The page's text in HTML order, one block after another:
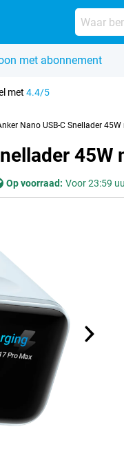
met abonnement
met4.4/5
Nano USB-C Snellader
Op voorraad: Voor 23:59